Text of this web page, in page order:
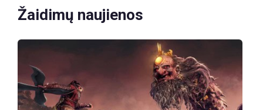
pažvelgti plačiau ir suvokti, kas tampa populiaru tarp žaidėjų visame
pasaulyje. Reguliarus domėjimasis žaidimų naujienomis ir analize
išlikti žaidimų pasaulio centre.
Žaidimų naujienos